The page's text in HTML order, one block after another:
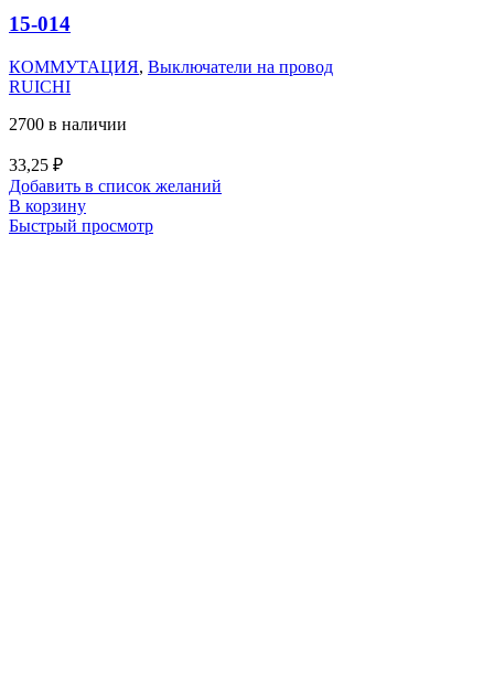
15-014
КОММУТАЦИЯ, Выключатели на провод
RUICHI
2700 в наличии
33,25 ₽
Добавить в список желаний
В корзину
Быстрый просмотр